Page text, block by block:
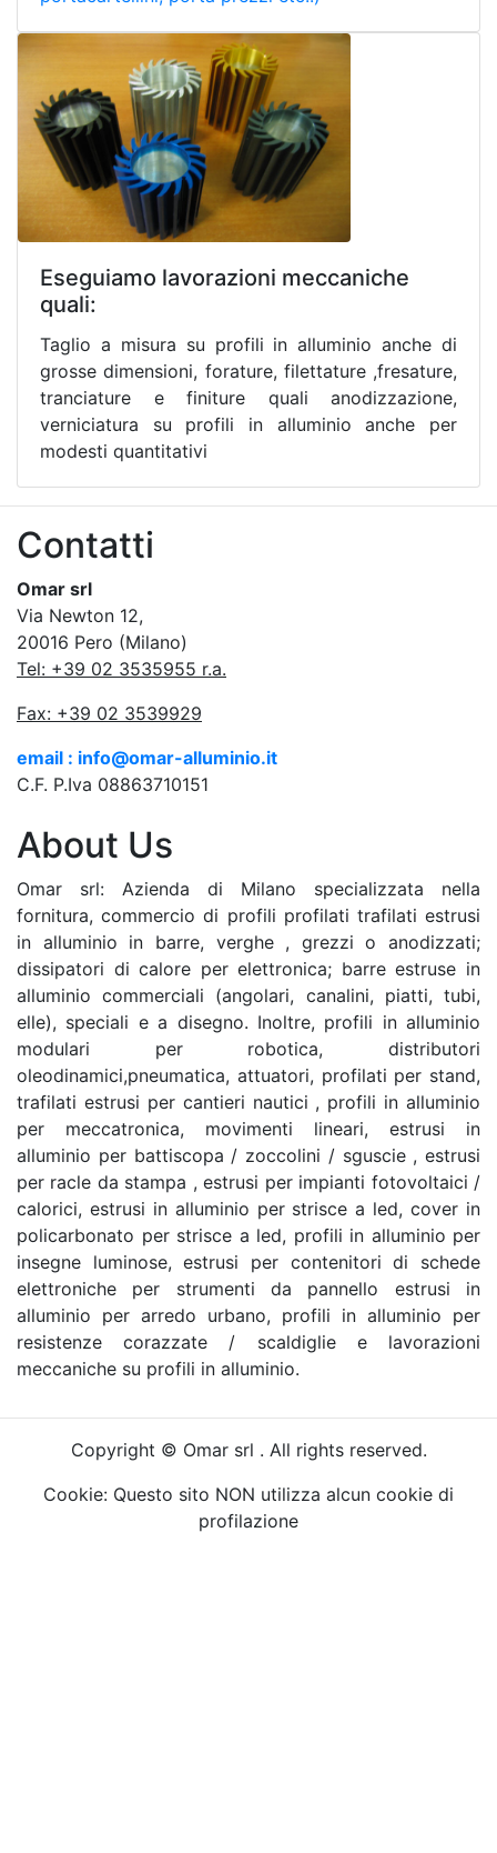
Eseguiamo lavorazioni meccaniche
quali:
Taglio a misura su profili in alluminio anche di
grosse dimensioni, forature, filettature ,fresature,
tranciature e finiture quali anodizzazione,
verniciatura su profili in alluminio anche per
modesti quantitativi
Contatti
Omar srl
Via Newton 12,
20016 Pero (Milano)
Tel: +39 02 3535955 r.a.
Fax: +39 02 3539929
email : info@omar-alluminio.it
C.F. P.Iva 08863710151
About Us
Omar srl: Azienda di Milano specializzata nella
fornitura, commercio di profili profilati trafilati estrusi
in alluminio in barre, verghe , grezzi o anodizzati;
dissipatori di calore per elettronica; barre estruse in
alluminio commerciali (angolari, canalini, piatti, tubi,
elle), speciali e a disegno. Inoltre, profili in alluminio
modulari per robotica, distributori
oleodinamici,pneumatica, attuatori, profilati per stand,
trafilati estrusi per cantieri nautici , profili in alluminio
per meccatronica, movimenti lineari, estrusi in
alluminio per battiscopa / zoccolini / sguscie , estrusi
per racle da stampa , estrusi per impianti fotovoltaici /
calorici, estrusi in alluminio per strisce a led, cover in
policarbonato per strisce a led, profili in alluminio per
insegne luminose, estrusi per contenitori di schede
elettroniche per strumenti da pannello estrusi in
alluminio per arredo urbano, profili in alluminio per
resistenze corazzate / scaldiglie e lavorazioni
meccaniche su profili in alluminio.
Copyright © Omar srl . All rights reserved.
Cookie: Questo sito NON utilizza alcun cookie di
profilazione